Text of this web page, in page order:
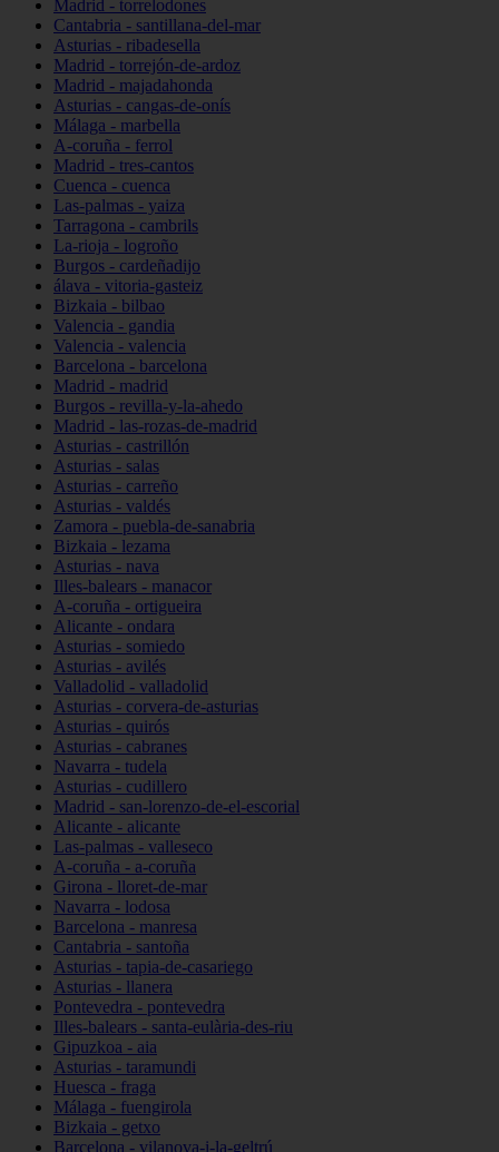
Madrid - torrelodones
Cantabria - santillana-del-mar
Asturias - ribadesella
Madrid - torrejón-de-ardoz
Madrid - majadahonda
Asturias - cangas-de-onís
Málaga - marbella
A-coruña - ferrol
Madrid - tres-cantos
Cuenca - cuenca
Las-palmas - yaiza
Tarragona - cambrils
La-rioja - logroño
Burgos - cardeñadijo
álava - vitoria-gasteiz
Bizkaia - bilbao
Valencia - gandia
Valencia - valencia
Barcelona - barcelona
Madrid - madrid
Burgos - revilla-y-la-ahedo
Madrid - las-rozas-de-madrid
Asturias - castrillón
Asturias - salas
Asturias - carreño
Asturias - valdés
Zamora - puebla-de-sanabria
Bizkaia - lezama
Asturias - nava
Illes-balears - manacor
A-coruña - ortigueira
Alicante - ondara
Asturias - somiedo
Asturias - avilés
Valladolid - valladolid
Asturias - corvera-de-asturias
Asturias - quirós
Asturias - cabranes
Navarra - tudela
Asturias - cudillero
Madrid - san-lorenzo-de-el-escorial
Alicante - alicante
Las-palmas - valleseco
A-coruña - a-coruña
Girona - lloret-de-mar
Navarra - lodosa
Barcelona - manresa
Cantabria - santoña
Asturias - tapia-de-casariego
Asturias - llanera
Pontevedra - pontevedra
Illes-balears - santa-eulària-des-riu
Gipuzkoa - aia
Asturias - taramundi
Huesca - fraga
Málaga - fuengirola
Bizkaia - getxo
Barcelona - vilanova-i-la-geltrú